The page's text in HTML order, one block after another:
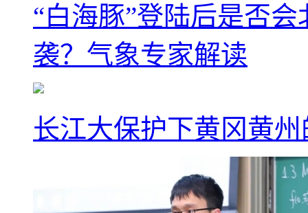
“白海豚”登陆后是否
袭？气象专家解读
长江大保护下黄冈黄